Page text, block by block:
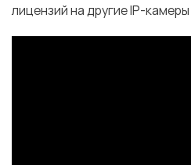
лицензий на другие IP-